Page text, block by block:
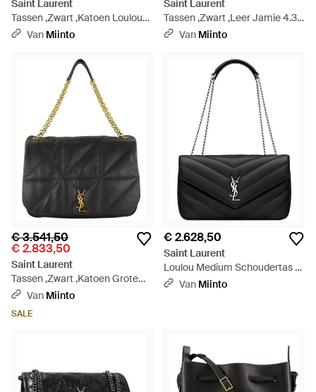
Saint Laurent
Tassen ,Zwart ,Katoen Loulou
Camera Bag - Zwart
Van Miinto
Saint Laurent
Tassen ,Zwart ,Leer Jamie 4.3
Shopping Bag - Zwart
Van Miinto
€ 3.541,50
€ 2.833,50
Saint Laurent
Tassen ,Zwart ,Katoen Grote
Jamie 4.3 Tas - Zwart
Van Miinto
SALE
€ 2.628,50
Saint Laurent
Loulou Medium Schoudertas -
Zwart
Van Miinto